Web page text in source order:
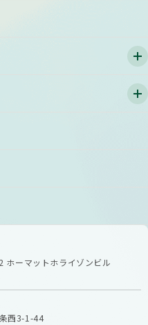
ホーマットホライゾンビル
西3-1-44